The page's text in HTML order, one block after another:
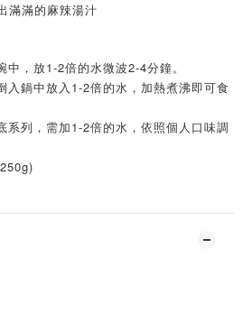
滿滿的麻辣湯汁
，放1-2倍的水微波2-4分鐘。
入鍋中放入1-2倍的水，加熱煮沸即可食
系列，需加1-2倍的水，依照個人口味調